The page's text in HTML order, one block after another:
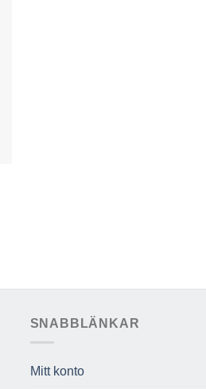
SNABBLÄNKAR
Mitt konto